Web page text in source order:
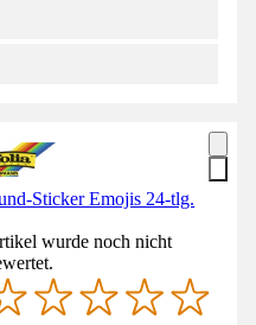
Sticker Emojis 24-tlg.
wurde noch nicht